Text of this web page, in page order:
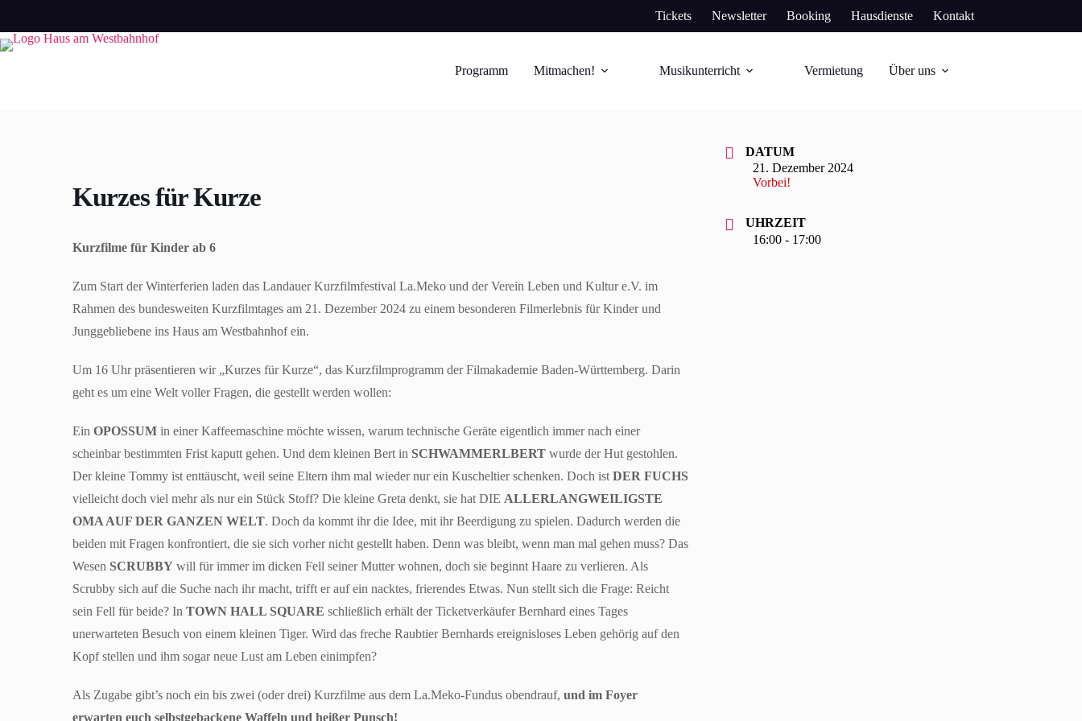
springen
Tickets Newsletter Booking Hausdienste Kontakt
Programm Mitmachen! Musikunterricht Vermietung Über uns
Kurzes für Kurze
Kurzfilme für Kinder ab 6
Zum Start der Winterferien laden das Landauer Kurzfilmfestival La.Meko und der Verein Leben und Kultur e.V. im
Rahmen des bundesweiten Kurzfilmtages am 21. Dezember 2024 zu einem besonderen Filmerlebnis für Kinder und
Junggebliebene ins Haus am Westbahnhof ein.
Um 16 Uhr präsentieren wir „Kurzes für Kurze“, das Kurzfilmprogramm der Filmakademie Baden-Württemberg. Darin
geht es um eine Welt voller Fragen, die gestellt werden wollen:
Ein OPOSSUM in einer Kaffeemaschine möchte wissen, warum technische Geräte eigentlich immer nach einer
scheinbar bestimmten Frist kaputt gehen. Und dem kleinen Bert in SCHWAMMERLBERT wurde der Hut gestohlen.
Der kleine Tommy ist enttäuscht, weil seine Eltern ihm mal wieder nur ein Kuscheltier schenken. Doch ist DER FUCHS
vielleicht doch viel mehr als nur ein Stück Stoff? Die kleine Greta denkt, sie hat DIE ALLERLANGWEILIGSTE
OMA AUF DER GANZEN WELT. Doch da kommt ihr die Idee, mit ihr Beerdigung zu spielen. Dadurch werden die
beiden mit Fragen konfrontiert, die sie sich vorher nicht gestellt haben. Denn was bleibt, wenn man mal gehen muss? Das
Wesen SCRUBBY will für immer im dicken Fell seiner Mutter wohnen, doch sie beginnt Haare zu verlieren. Als
Scrubby sich auf die Suche nach ihr macht, trifft er auf ein nacktes, frierendes Etwas. Nun stellt sich die Frage: Reicht
sein Fell für beide? In TOWN HALL SQUARE schließlich erhält der Ticketverkäufer Bernhard eines Tages
unerwarteten Besuch von einem kleinen Tiger. Wird das freche Raubtier Bernhards ereignisloses Leben gehörig auf den
Kopf stellen und ihm sogar neue Lust am Leben einimpfen?
Als Zugabe gibt’s noch ein bis zwei (oder drei) Kurzfilme aus dem La.Meko-Fundus obendrauf, und im Foyer
erwarten euch selbstgebackene Waffeln und heißer Punsch!
DATUM
21. Dezember 2024
Vorbei!
UHRZEIT
16:00 - 17:00